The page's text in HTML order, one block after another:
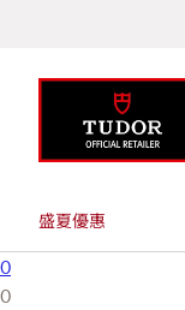
盛夏優惠
0
0